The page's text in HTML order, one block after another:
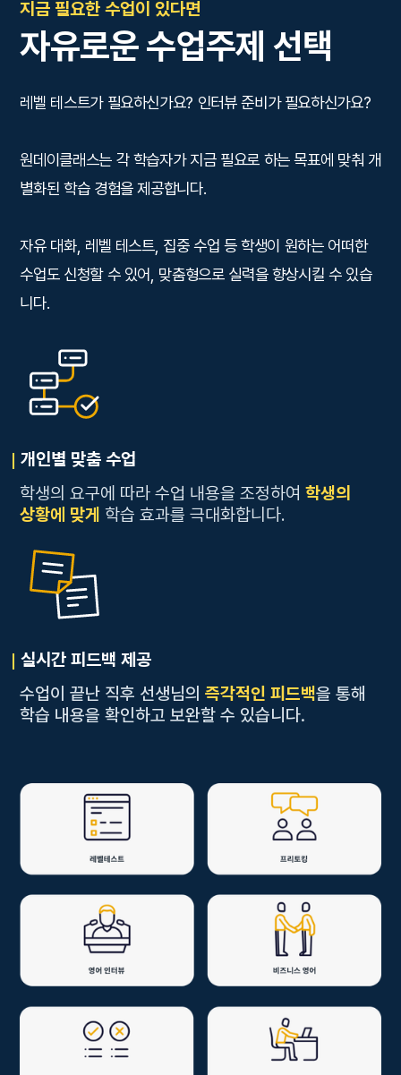
지금 필요한 수업이 있다면
자유로운 수업주제 선택
레벨 테스트가 필요하신가요? 인터뷰 준비가 필요하신가요?
원데이클래스는 각 학습자가 지금 필요로 하는 목표에 맞춰 개
별화된 학습 경험을 제공합니다.
자유 대화, 레벨 테스트, 집중 수업 등 학생이 원하는 어떠한
수업도 신청할 수 있어, 맞춤형으로 실력을 향상시킬 수 있습
니다.
개인별 맞춤 수업
학생의 요구에 따라 수업 내용을 조정하여학생의
상황에 맞게 학습 효과를 극대화합니다.
실시간 피드백 제공
수업이 끝난 직후 선생님의즉각적인 피드백을 통해
학습 내용을 확인하고 보완할 수 있습니다.